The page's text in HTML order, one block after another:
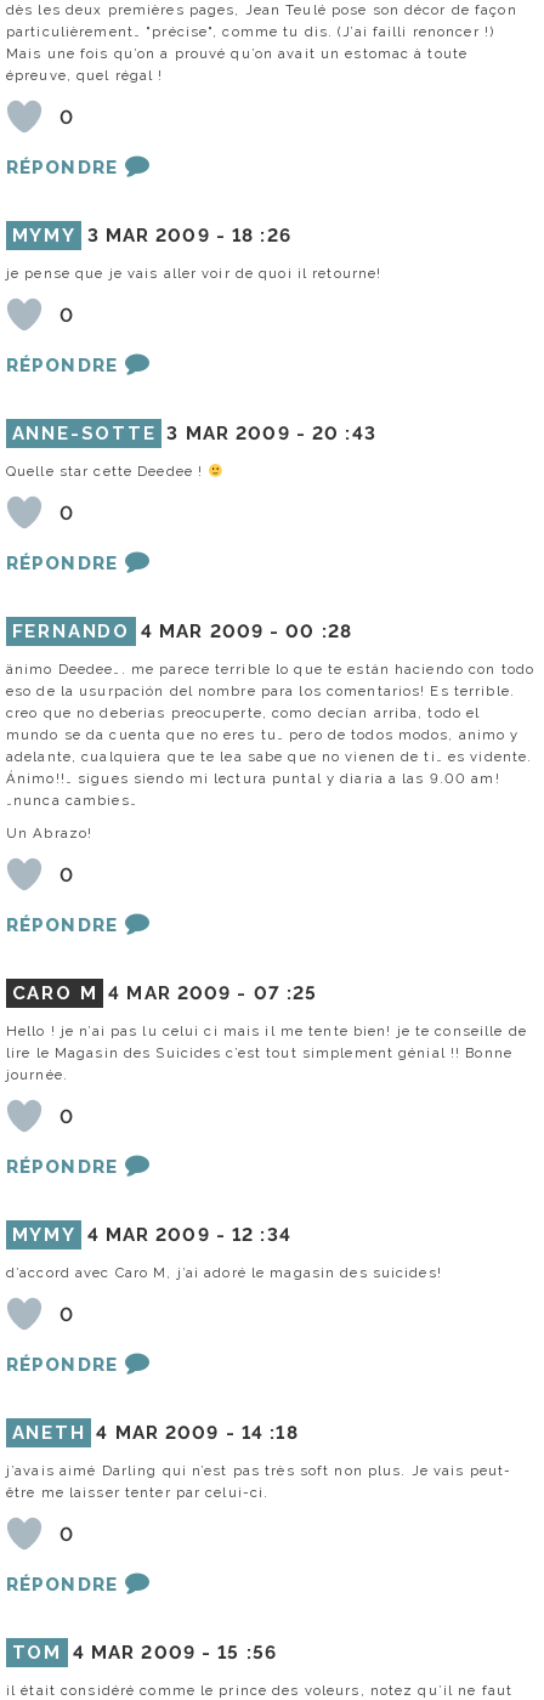
dès les deux premières pages, Jean Teulé pose son décor de façon
particulièrement… "précise", comme tu dis. (J’ai failli renoncer !)
Mais une fois qu’on a prouvé qu’on avait un estomac à toute
épreuve, quel régal !
0
RÉPONDRE
MYMY 3 MAR 2009 -18 :26
je pense que je vais aller voir de quoi il retourne!
0
RÉPONDRE
ANNE-SOTTE 3 MAR 2009 -20 :43
Quelle star cette Deedee !
0
RÉPONDRE
FERNANDO 4 MAR 2009 -00 :28
änimo Deedee…. me parece terrible lo que te están haciendo con todo
eso de la usurpación del nombre para los comentarios! Es terrible.
creo que no deberias preocuperte, como decían arriba, todo el
mundo se da cuenta que no eres tu… pero de todos modos, animo y
adelante, cualquiera que te lea sabe que no vienen de ti… es vidente.
Ánimo!!… sigues siendo mi lectura puntal y diaria a las 9.00 am!
…nunca cambies…
Un Abrazo!
0
RÉPONDRE
CARO M 4 MAR 2009 - 07 :25
Hello ! je n’ai pas lu celui ci mais il me tente bien! je te conseille de
lire le Magasin des Suicides c’est tout simplement génial !! Bonne
journée.
0
RÉPONDRE
MYMY 4 MAR 2009 -12 :34
d’accord avec Caro M, j’ai adoré le magasin des suicides!
0
RÉPONDRE
ANETH 4 MAR 2009 - 14 :18
j’avais aimé Darling qui n’est pas très soft non plus. Je vais peut-
être me laisser tenter par celui-ci.
0
RÉPONDRE
TOM 4 MAR 2009 -15 :56
il était considéré comme le prince des voleurs, notez qu’il ne faut